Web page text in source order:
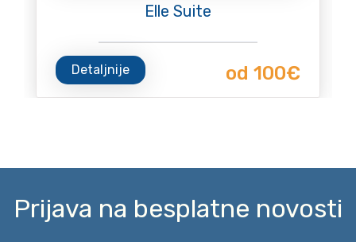
Elle Suite
Detaljnije od 100€
Prijava na besplatne novosti